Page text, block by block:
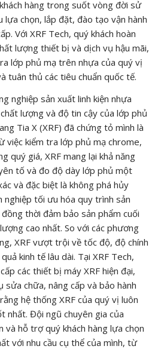
hàng trong suốt vòng đời sử
chọn, lắp đặt, đào tạo vận hành
Với XRF Tech, quý khách hoàn
lượng thiết bị và dịch vụ hậu mãi,
lớp phủ mạ trên nhựa của quý vị
tuân thủ các tiêu chuẩn quốc tế.
nghiệp sản xuất linh kiện nhựa
lượng và độ tin cậy của lớp phủ
Tia X (XRF) đã chứng tỏ mình là
việc kiểm tra lớp phủ mạ chrome,
quý giá, XRF mang lại khả năng
tố và đo độ dày lớp phủ một
và đặc biệt là không phá hủy
nghiệp tối ưu hóa quy trình sản
thời đảm bảo sản phẩm cuối
cao nhất. So với các phương
XRF vượt trội về tốc độ, độ chính
kinh tế lâu dài. Tại XRF Tech,
các thiết bị máy XRF hiện đại,
sửa chữa, nâng cấp và bảo hành
hệ thống XRF của quý vị luôn
nhất. Đội ngũ chuyên gia của
và hỗ trợ quý khách hàng lựa chọn
với nhu cầu cụ thể của mình, từ